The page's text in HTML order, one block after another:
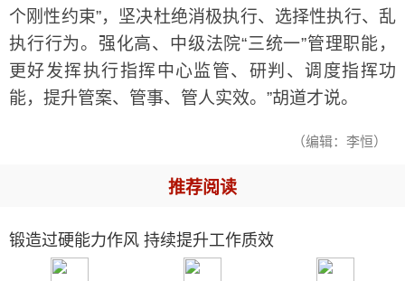
个刚性约束”，坚决杜绝消极执行、选择性执行、乱
执行行为。强化高、中级法院“三统一”管理职能，
更好发挥执行指挥中心监管、研判、调度指挥功
能，提升管案、管事、管人实效。”胡道才说。
（编辑：李恒）
推荐阅读
锻造过硬能力作风 持续提升工作质效